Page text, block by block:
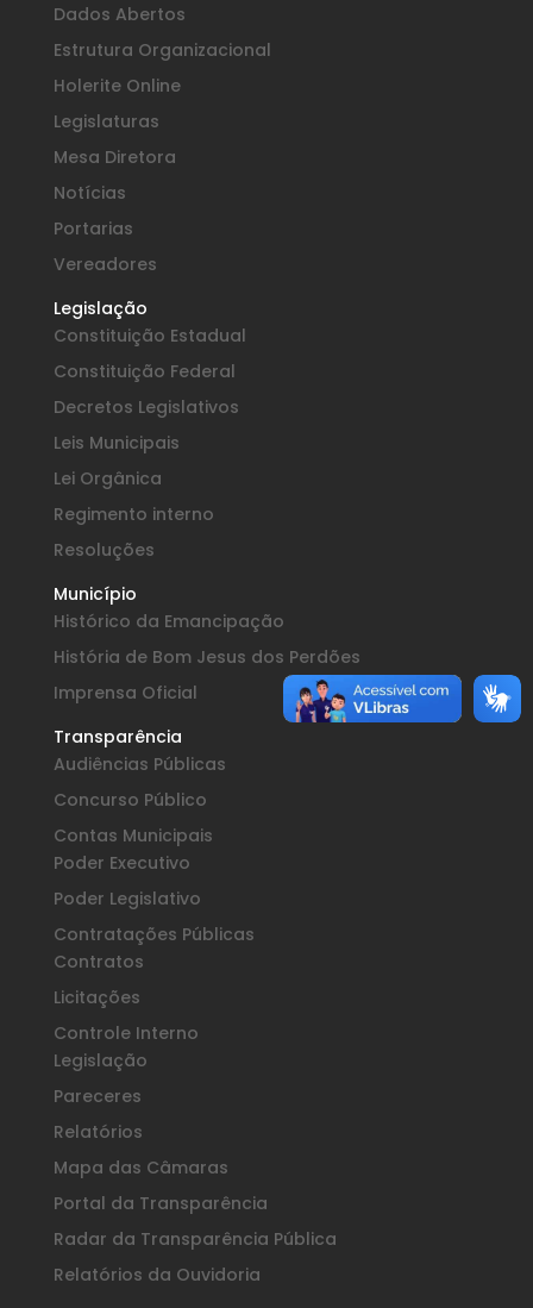
Dados Abertos
Estrutura Organizacional
Holerite Online
Legislaturas
Mesa Diretora
Notícias
Portarias
Vereadores
Legislação
Constituição Estadual
Constituição Federal
Decretos Legislativos
Leis Municipais
Lei Orgânica
Regimento interno
Resoluções
Município
Histórico da Emancipação
História de Bom Jesus dos Perdões
Imprensa Oficial
Transparência
Audiências Públicas
Concurso Público
Contas Municipais
Poder Executivo
Poder Legislativo
Contratações Públicas
Contratos
Licitações
Controle Interno
Legislação
Pareceres
Relatórios
Mapa das Câmaras
Portal da Transparência
Radar da Transparência Pública
Relatórios da Ouvidoria